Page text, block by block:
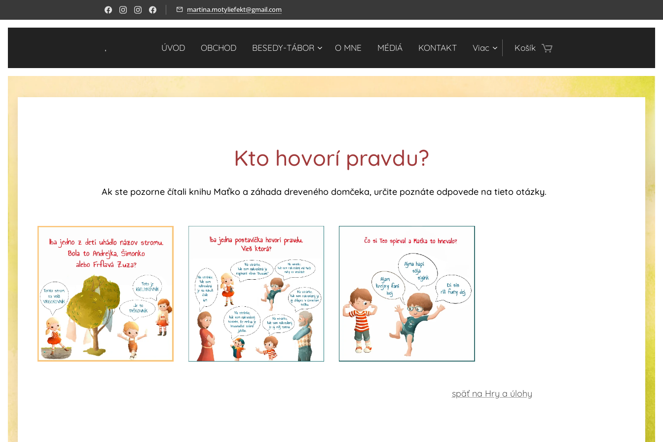
martina.motyliefekt@gmail.com
. ÚVOD OBCHOD BESEDY-TÁBOR O MNE MÉDIÁ KONTAKT Viac Košík
Kto hovorí pravdu?
Ak ste pozorne čítali knihu Maťko a záhada dreveného domčeka, určite poznáte odpovede na tieto otázky.
späť na Hry a úlohy